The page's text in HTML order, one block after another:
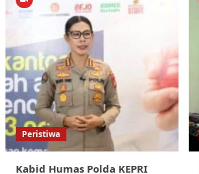
Peristiwa
Kabid Humas Polda KEPRI